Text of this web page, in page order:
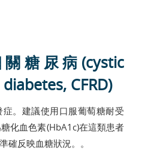
糖尿病(cystic
CFRD)
。建議使用口服葡萄糖耐受
化血色素(HbA1c)在這類患者
確反映血糖狀況。。